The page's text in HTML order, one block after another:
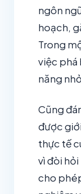
ngôn
hoạch,
Trong
việc phá
năng
Cũng
được
thực tế
vì đòi
cho